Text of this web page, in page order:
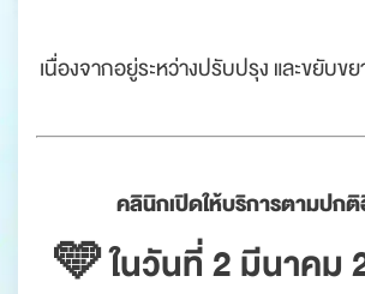
เนื่องจากอยู่ระหว่างปรับปรุง และขยับข
คลินิกเปิดให้บริการตามปก
🩵 ในวันที่ 2 มีนาคม